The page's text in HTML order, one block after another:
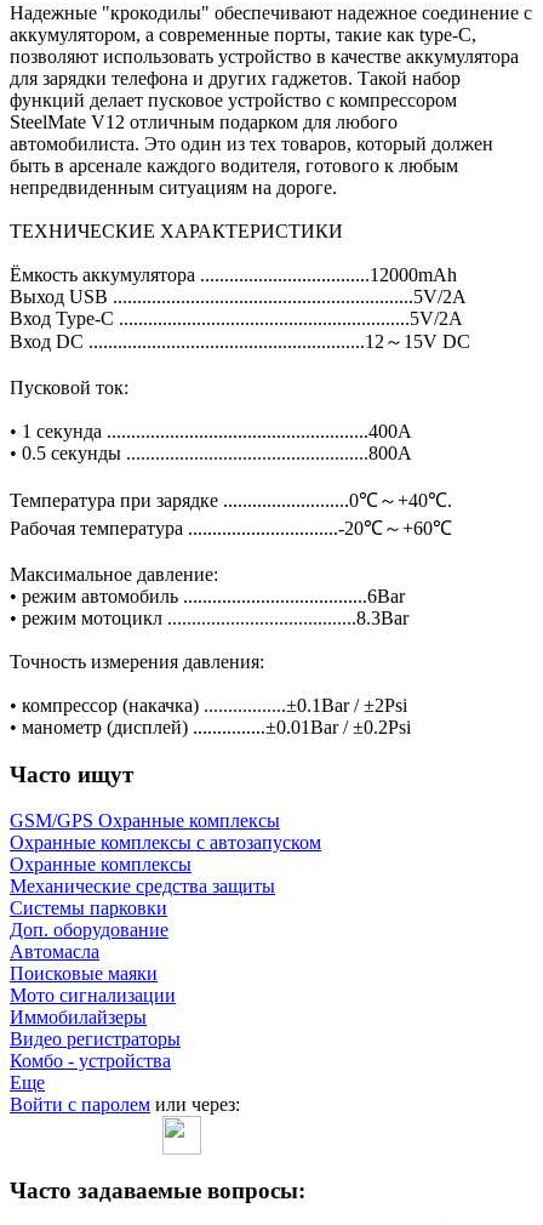
Надежные "крокодилы" обеспечивают надежное соединение с
аккумулятором, а современные порты, такие как type-C,
позволяют использовать устройство в качестве аккумулятора
для зарядки телефона и других гаджетов. Такой набор
функций делает пусковое устройство с компрессором
SteelMate V12 отличным подарком для любого
автомобилиста. Это один из тех товаров, который должен
быть в арсенале каждого водителя, готового к любым
непредвиденным ситуациям на дороге.
ТЕХНИЧЕСКИЕ ХАРАКТЕРИСТИКИ
Ёмкость аккумулятора ...................................12000mAh
Выход USB ..............................................................5V/2A
Вход Type-C ............................................................5V/2A
Вход DC .........................................................12～15V DC
Пусковой ток:
• 1 секунда ......................................................400A
• 0.5 секунды ..................................................800A
Температура при зарядке ..........................0℃～+40℃.
Рабочая температура ...............................-20℃～+60℃
Максимальное давление:
• режим автомобиль ......................................6Bar
• режим мотоцикл .......................................8.3Bar
Точность измерения давления:
• компрессор (накачка) .................±0.1Bar / ±2Psi
• манометр (дисплей) ...............±0.01Bar / ±0.2Psi
Часто ищут
GSM/GPS Охранные комплексы
Охранные комплексы с автозапуском
Охранные комплексы
Механические средства защиты
Системы парковки
Доп. оборудование
Автомасла
Поисковые маяки
Мото сигнализации
Иммобилайзеры
Видео регистраторы
Комбо - устройства
Еще
Войти с паролем или через:
Часто задаваемые вопросы: